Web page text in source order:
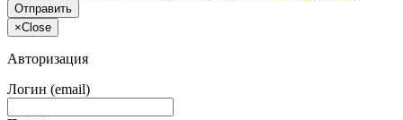
Отправить
×Close
Авторизация
Логин (email)